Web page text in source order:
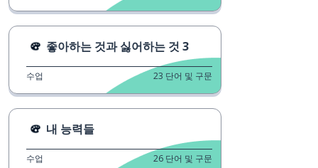
좋아하는 것과 싫어하는 것 3
수업 23 단어 및 구문
내 능력들
수업 26 단어 및 구문